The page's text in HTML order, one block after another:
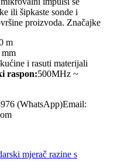
ili šipkaste sonde i
proizvoda. Značajke
m
i rasuti materijali
raspon:500MHz ~
(WhatsApp)Email: